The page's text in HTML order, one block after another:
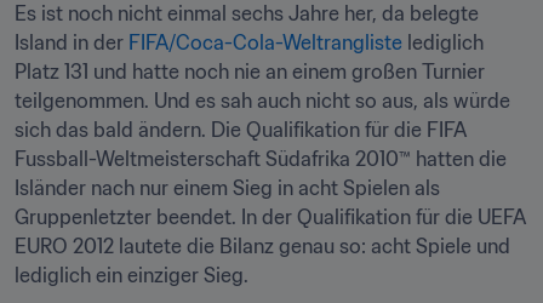
Es ist noch nicht einmal sechs Jahre her, da belegte
Island in der FIFA/Coca-Cola-Weltrangliste lediglich
Platz 131 und hatte noch nie an einem großen Turnier
teilgenommen. Und es sah auch nicht so aus, als würde
sich das bald ändern. Die Qualifikation für die FIFA
Fussball-Weltmeisterschaft Südafrika 2010™ hatten die
Isländer nach nur einem Sieg in acht Spielen als
Gruppenletzter beendet. In der Qualifikation für die UEFA
EURO 2012 lautete die Bilanz genau so: acht Spiele und
lediglich ein einziger Sieg.